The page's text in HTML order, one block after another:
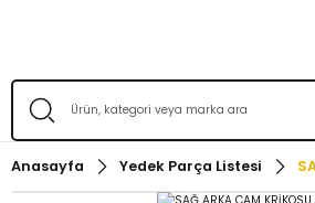
Anasayfa Yedek Parça Listesi